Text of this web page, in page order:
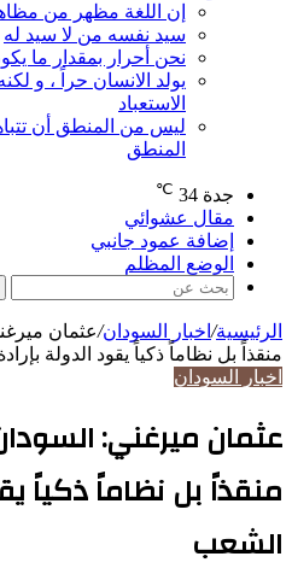
إن اللغة مظهر من
سيد نفسه من لا سيد له
نحن أحرار بمقدار ما
يولد الانسان حراً ، و
الاستعباد
ليس من المنطق أن
المنطق
جدة 34
℃
مقال عشوائي
إضافة عمود جانبي
الوضع المظلم
الرئيسية/ اخبار السودان/عثمان
منقذاً بل نظاماً ذكياً يقود الدولة
اخبار السودان
عثمان ميرغني:
منقذاً بل نظاماً ذكياً
الشعب